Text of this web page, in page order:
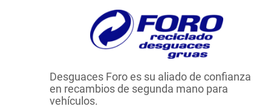
Desguaces Foro es su aliado de confianza
en recambios de segunda mano para
vehículos.